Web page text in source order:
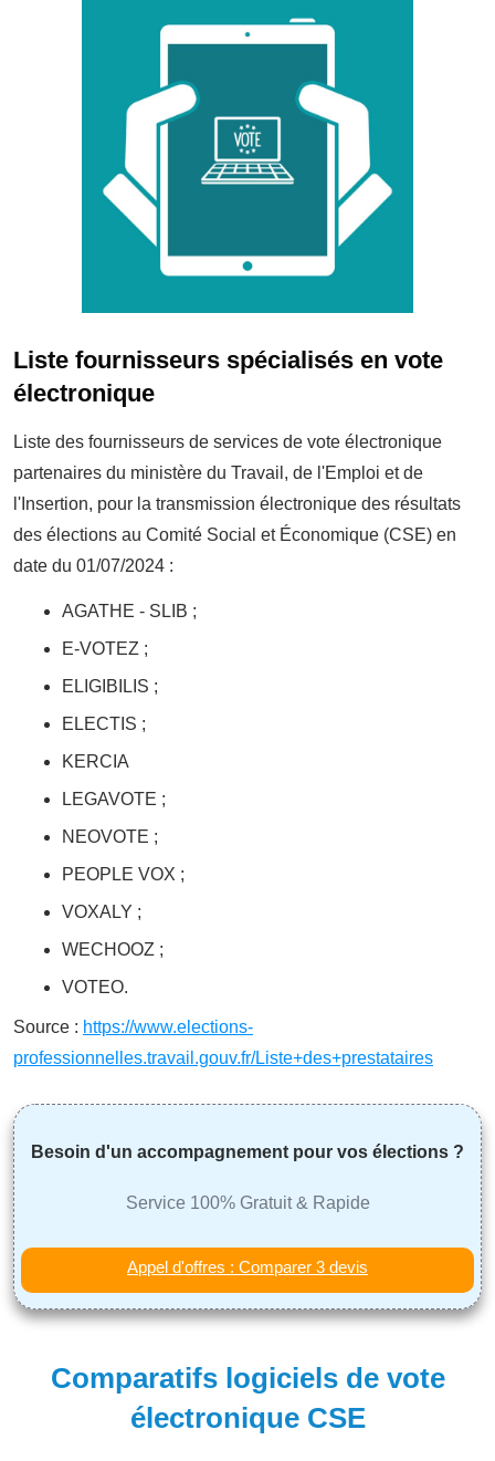
Liste fournisseurs spécialisés en vote
électronique
Liste des fournisseurs de services de vote électronique
partenaires du ministère du Travail, de l'Emploi et de
l'Insertion, pour la transmission électronique des résultats
des élections au Comité Social et Économique (CSE) en
date du 01/07/2024 :
AGATHE - SLIB ;
E-VOTEZ ;
ELIGIBILIS ;
ELECTIS ;
KERCIA
LEGAVOTE ;
NEOVOTE ;
PEOPLE VOX ;
VOXALY ;
WECHOOZ ;
VOTEO.
Source : https://www.elections-
professionnelles.travail.gouv.fr/Liste+des+prestataires
Besoin d'un accompagnement pour vos élections ?
Service 100% Gratuit & Rapide
Appel d'offres : Comparer 3 devis
Comparatifs logiciels de vote
électronique CSE